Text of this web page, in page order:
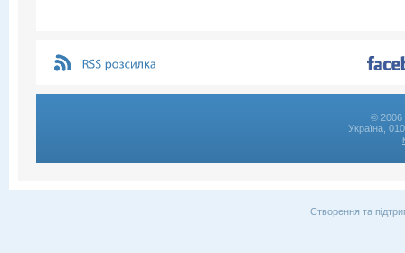
© 2006
Україна,
Створення та